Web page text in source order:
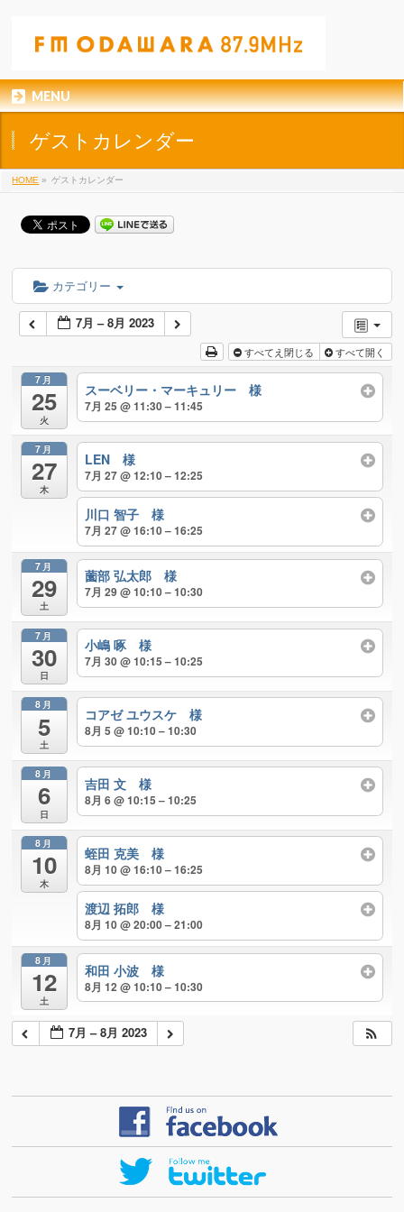
MENU
ゲストカレンダー
HOME » ゲストカレンダー
カテゴリー
7月 – 8月 2023
すべてえ閉じる すべて開く
7月
25
火
スーベリー・マーキュリー 様
7月 25 @ 11:30 – 11:45
7月
27
木
LEN 様
7月 27 @ 12:10 – 12:25
川口 智子 様
7月 27 @ 16:10 – 16:25
7月
29
土
薗部 弘太郎 様
7月 29 @ 10:10 – 10:30
7月
30
日
小嶋 啄 様
7月 30 @ 10:15 – 10:25
8月
5
土
コアゼ ユウスケ 様
8月 5 @ 10:10 – 10:30
8月
6
日
吉田 文 様
8月 6 @ 10:15 – 10:25
8月
10
木
蛭田 克美 様
8月 10 @ 16:10 – 16:25
渡辺 拓郎 様
8月 10 @ 20:00 – 21:00
8月
12
土
和田 小波 様
8月 12 @ 10:10 – 10:30
7月 – 8月 2023